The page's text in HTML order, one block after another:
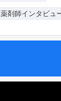
薬剤師インタビュ